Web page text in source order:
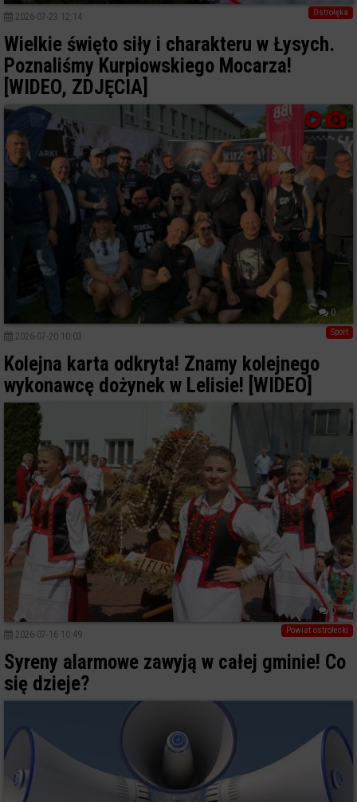
Ostrołęka
2026-07-23 12:14
Wielkie święto siły i charakteru w Łysych.
Poznaliśmy Kurpiowskiego Mocarza!
[WIDEO, ZDJĘCIA]
0
Sport
2026-07-20 10:03
Kolejna karta odkryta! Znamy kolejnego
wykonawcę dożynek w Lelisie! [WIDEO]
0
Powiat ostrołecki
2026-07-16 10:49
Syreny alarmowe zawyją w całej gminie! Co
się dzieje?